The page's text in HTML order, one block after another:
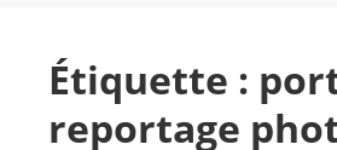
Étiquette :
reportage